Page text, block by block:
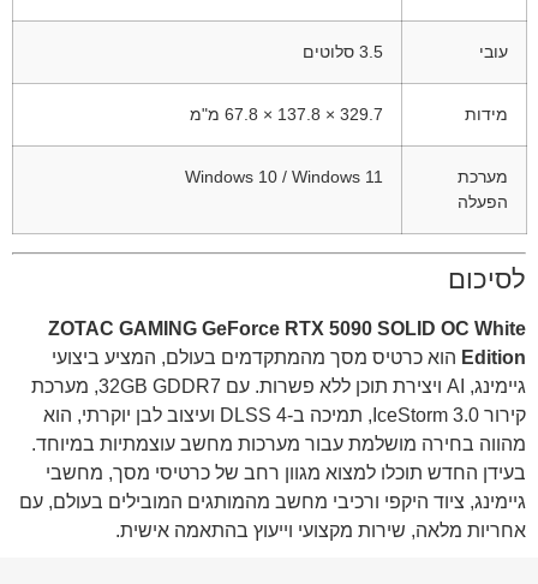
עובי 3.5 סלוטים
מידות 329.7 × 137.8 × 67.8 מ"מ
מערכת
הפעלה
Windows 10 / Windows 11
לסיכום
ZOTAC GAMING GeForce RTX 5090 SOLID OC White
Edition הוא כרטיס מסך מהמתקדמים בעולם, המציע ביצועי
גיימינג, AI ויצירת תוכן ללא פשרות. עם 32GB GDDR7, מערכת
קירור IceStorm 3.0, תמיכה ב-DLSS 4 ועיצוב לבן יוקרתי, הוא
מהווה בחירה מושלמת עבור מערכות מחשב עוצמתיות במיוחד.
בעידן החדש תוכלו למצוא מגוון רחב של כרטיסי מסך, מחשבי
גיימינג, ציוד היקפי ורכיבי מחשב מהמותגים המובילים בעולם, עם
אחריות מלאה, שירות מקצועי וייעוץ בהתאמה אישית.